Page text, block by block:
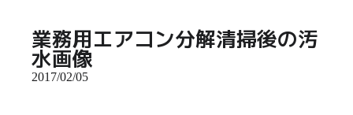
業務用エアコン分解清掃後の汚
水画像
2017/02/05